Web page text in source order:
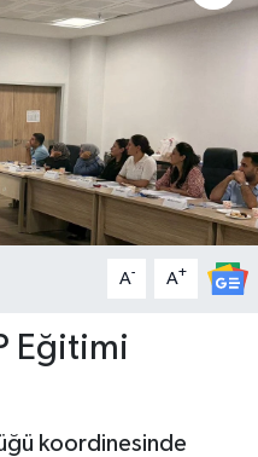
A- A+
Eğitimi
koordinesinde